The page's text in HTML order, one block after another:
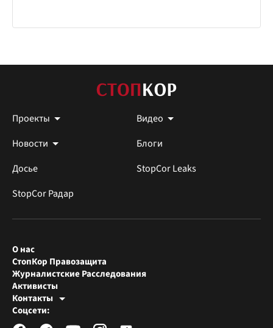
Проекты
Видео
Новости
Блоги
Досье
StopCor Leaks
StopCor Радар
О нас
СтопКор Правозащита
Журналистские Расследования
Активисты
Контакты
Редакция СтопКора
Журналисты-расследователи
Соцсети: